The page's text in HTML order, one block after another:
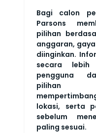
Bagi calon
Parsons
pilihan
anggaran,
diinginkan.
secara lebih
pengguna
pilihan
lokasi, serta
sebelum
paling sesuai.